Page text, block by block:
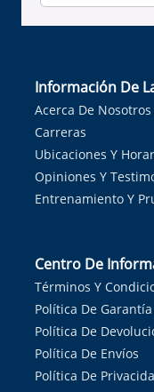
Información De
Acerca De Nosotros
Carreras
Ubicaciones Y
Opiniones Y
Entrenamiento Y
Centro De
Términos Y
Política De Garantía
Política De
Política De Envíos
Política De